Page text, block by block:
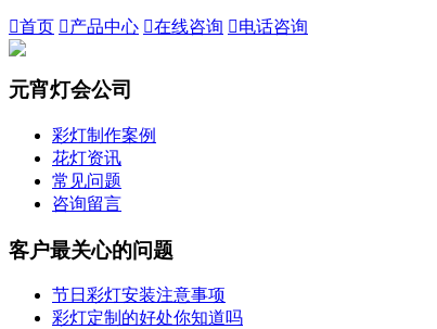
首页 产品中心 在线咨询 电话咨询
元宵灯会公司
彩灯制作案例
花灯资讯
常见问题
咨询留言
客户最关心的问题
节日彩灯安装注意事项
彩灯定制的好处你知道吗